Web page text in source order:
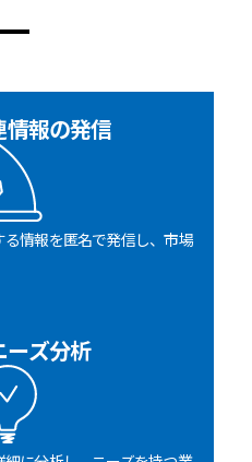
情報の発信
情報を匿名で発信し、市場
ーズ分析